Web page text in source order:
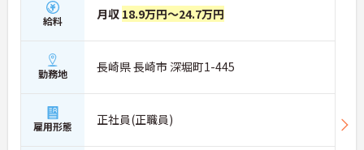
給料 月収 18.9万円～24.7万円
勤務地 長崎県 長崎市 深堀町1-445
雇用形態 正社員(正職員)